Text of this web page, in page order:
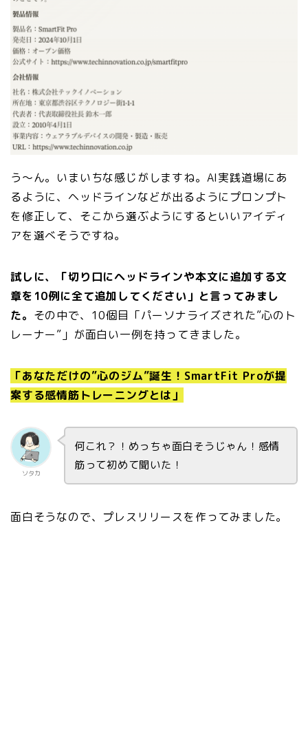
う〜ん。いまいちな感じがしますね。AI実践道場にあ
るように、ヘッドラインなどが出るようにプロンプト
を修正して、そこから選ぶようにするといいアイディ
アを選べそうですね。
試しに、「切り口にヘッドラインや本文に追加する文
章を10例に全て追加してください」と言ってみまし
た。 その中で、10個目「パーソナライズされた”心のト
レーナー”」が面白い一例を持ってきました。
「あなただけの”心のジム”誕生！SmartFit Proが提
案する感情筋トレーニングとは」
ソタカ
何これ？！めっちゃ面白そうじゃん！感情
筋って初めて聞いた！
面白そうなので、プレスリリースを作ってみました。